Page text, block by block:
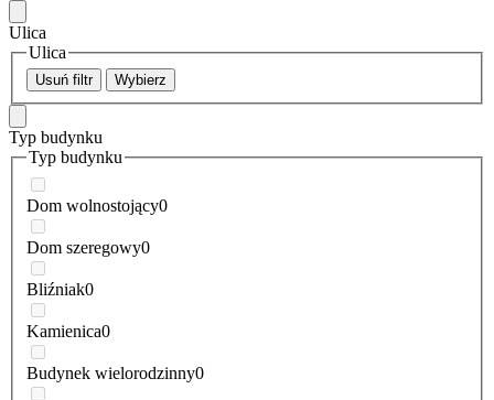
Ulica
Ulica
Usuń filtr Wybierz
Typ budynku
Typ budynku
Dom wolnostojący0
Dom szeregowy0
Bliźniak0
Kamienica0
Budynek wielorodzinny0